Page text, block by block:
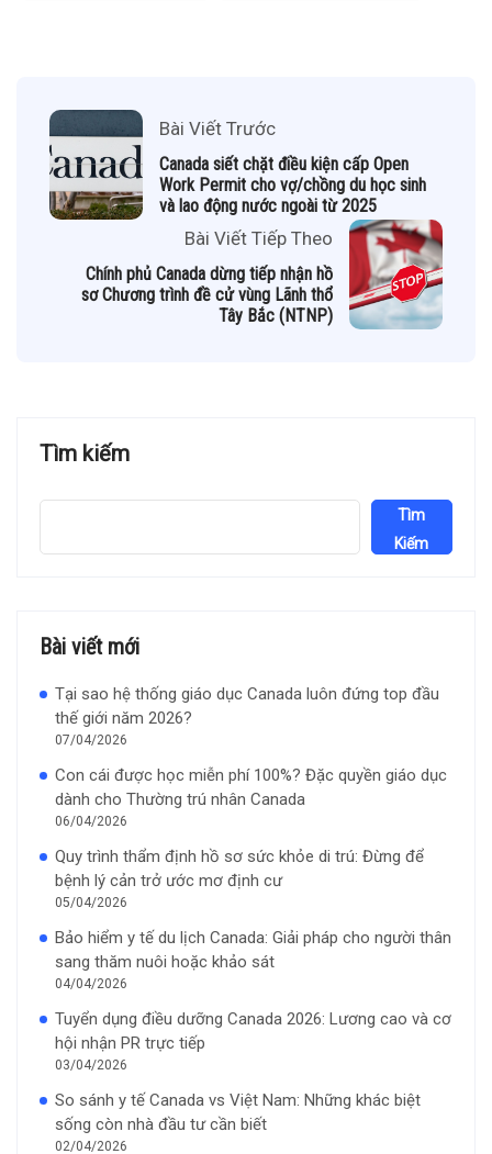
Bài Viết Trước
Canada siết chặt điều kiện cấp Open
Work Permit cho vợ/chồng du học sinh
và lao động nước ngoài từ 2025
Bài Viết Tiếp Theo
Chính phủ Canada dừng tiếp nhận hồ
sơ Chương trình đề cử vùng Lãnh thổ
Tây Bắc (NTNP)
Tìm kiếm
Tìm
Kiếm
Bài viết mới
Tại sao hệ thống giáo dục Canada luôn đứng top đầu
thế giới năm 2026?
07/04/2026
Con cái được học miễn phí 100%? Đặc quyền giáo dục
dành cho Thường trú nhân Canada
06/04/2026
Quy trình thẩm định hồ sơ sức khỏe di trú: Đừng để
bệnh lý cản trở ước mơ định cư
05/04/2026
Bảo hiểm y tế du lịch Canada: Giải pháp cho người thân
sang thăm nuôi hoặc khảo sát
04/04/2026
Tuyển dụng điều dưỡng Canada 2026: Lương cao và cơ
hội nhận PR trực tiếp
03/04/2026
So sánh y tế Canada vs Việt Nam: Những khác biệt
sống còn nhà đầu tư cần biết
02/04/2026